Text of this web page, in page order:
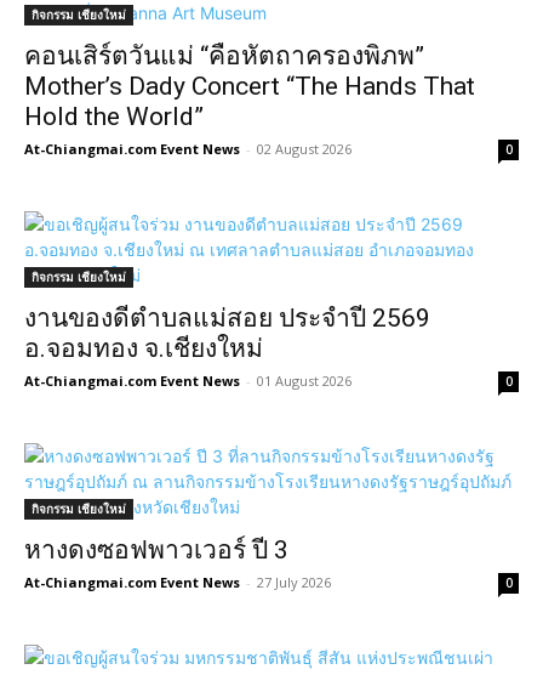
กิจกรรม เชียงใหม่
คอนเสิร์ตวันแม่ “คือหัตถาครองพิภพ”
Mother’s Dady Concert “The Hands That
Hold the World”
At-Chiangmai.com Event News - 02 August 2026 0
กิจกรรม เชียงใหม่
งานของดีตำบลแม่สอย ประจำปี 2569
อ.จอมทอง จ.เชียงใหม่
At-Chiangmai.com Event News - 01 August 2026 0
กิจกรรม เชียงใหม่
หางดงซอฟพาวเวอร์ ปี 3
At-Chiangmai.com Event News - 27 July 2026 0